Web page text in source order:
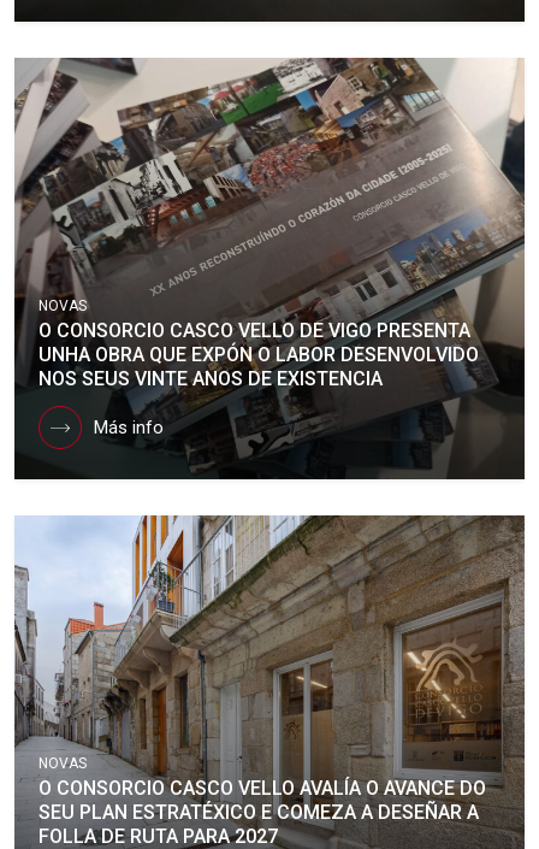
NOVAS
O CONSORCIO CASCO VELLO DE VIGO PRESENTA
UNHA OBRA QUE EXPÓN O LABOR DESENVOLVIDO
NOS SEUS VINTE ANOS DE EXISTENCIA
Más info
NOVAS
O CONSORCIO CASCO VELLO AVALÍA O AVANCE DO
SEU PLAN ESTRATÉXICO E COMEZA A DESEÑAR A
FOLLA DE RUTA PARA 2027